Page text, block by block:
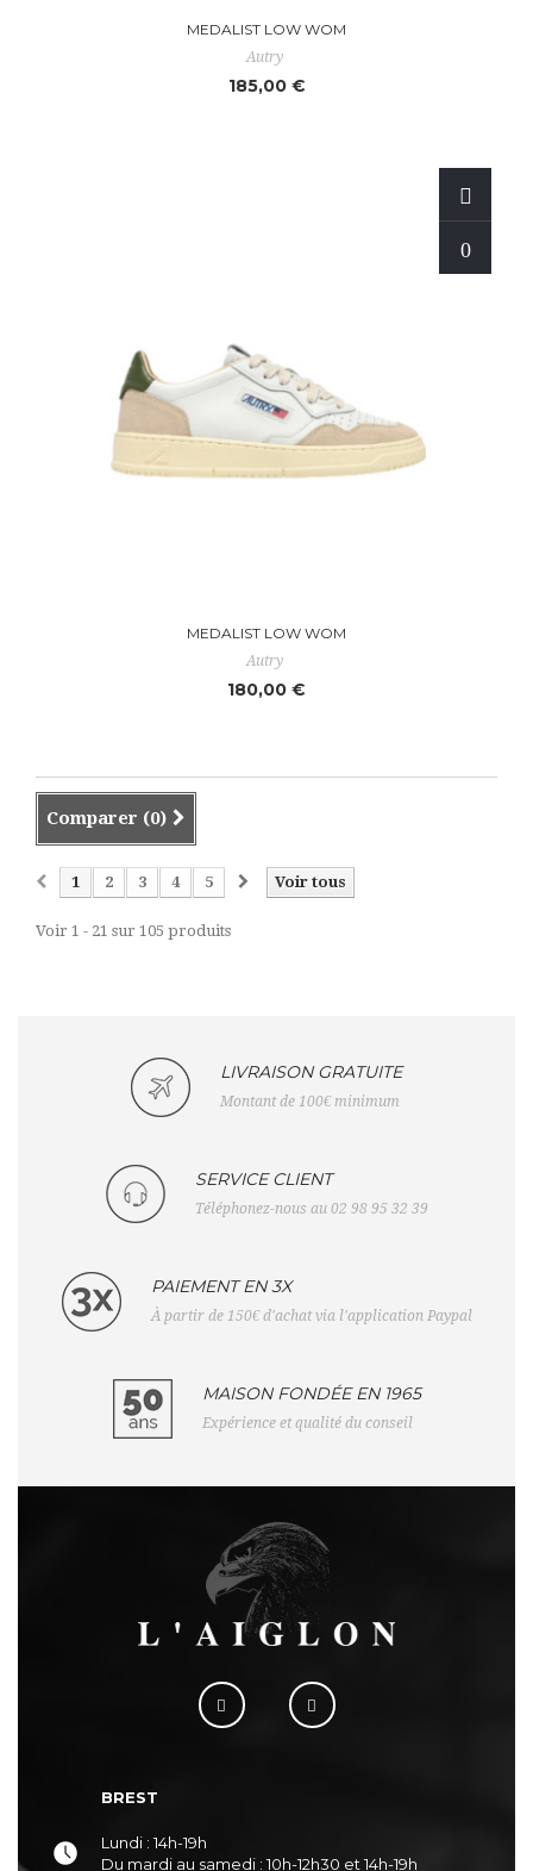
MEDALIST LOW WOM
Autry
185,00 €
MEDALIST LOW WOM
Autry
180,00 €
Comparer (0)
Voir tous
1 2 3 4 5
Voir 1 - 21 sur 105 produits
LIVRAISON GRATUITE
Montant de 100€ minimum
SERVICE CLIENT
Téléphonez-nous au 02 98 95 32 39
PAIEMENT EN 3X
À partir de 150€ d'achat via l'application Paypal
MAISON FONDÉE EN 1965
Expérience et qualité du conseil
BREST
Lundi : 14h-19h
Du mardi au samedi : 10h-12h30 et 14h-19h